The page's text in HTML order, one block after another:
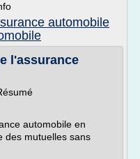
automobile
l'assurance
automobile en
des mutuelles sans